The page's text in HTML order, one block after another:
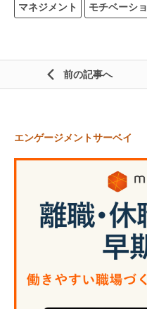
マネジメント モチベーシ
前の記事
エンゲージメントサーベイ